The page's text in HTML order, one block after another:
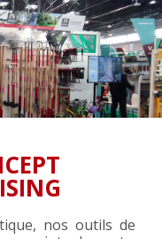
nos outils de